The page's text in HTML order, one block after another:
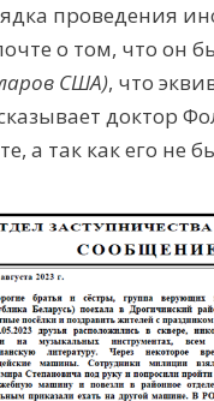
проведения
о том, что он
США), что
доктор
а так как его не